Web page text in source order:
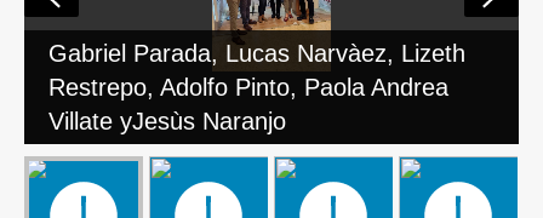
Gabriel Parada, Lucas Narvàez, Lizeth
Restrepo, Adolfo Pinto, Paola Andrea
Villate yJesùs Naranjo